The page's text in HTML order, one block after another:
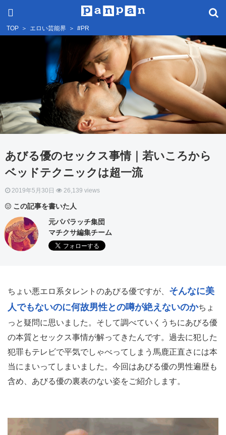
TOP ＞ エロい芸能界 ＞ #PR
あびる優のセックス事情｜若いころから
ベッドテクニックは超一流
2019年5月30日 26,139 views
この記事を書いた人
元パパラッチ集団
マチクサ編集チーム
ちょい悪エロ系タレントのあびる優ですが、 そんなに美
人でもないのに何故男性との噂が絶えないのかちょ
っと疑問に思いました。そして調べていくうちにあびる優
の本質とセックス事情が解ってきたんです。過去に犯した
犯罪もテレビで平気でしゃべってしまう馬鹿正直さには本
当にまいってしまいました。今回はあびる優の男性遍歴も
含め、あびる優の裏表のない姿をご紹介します。